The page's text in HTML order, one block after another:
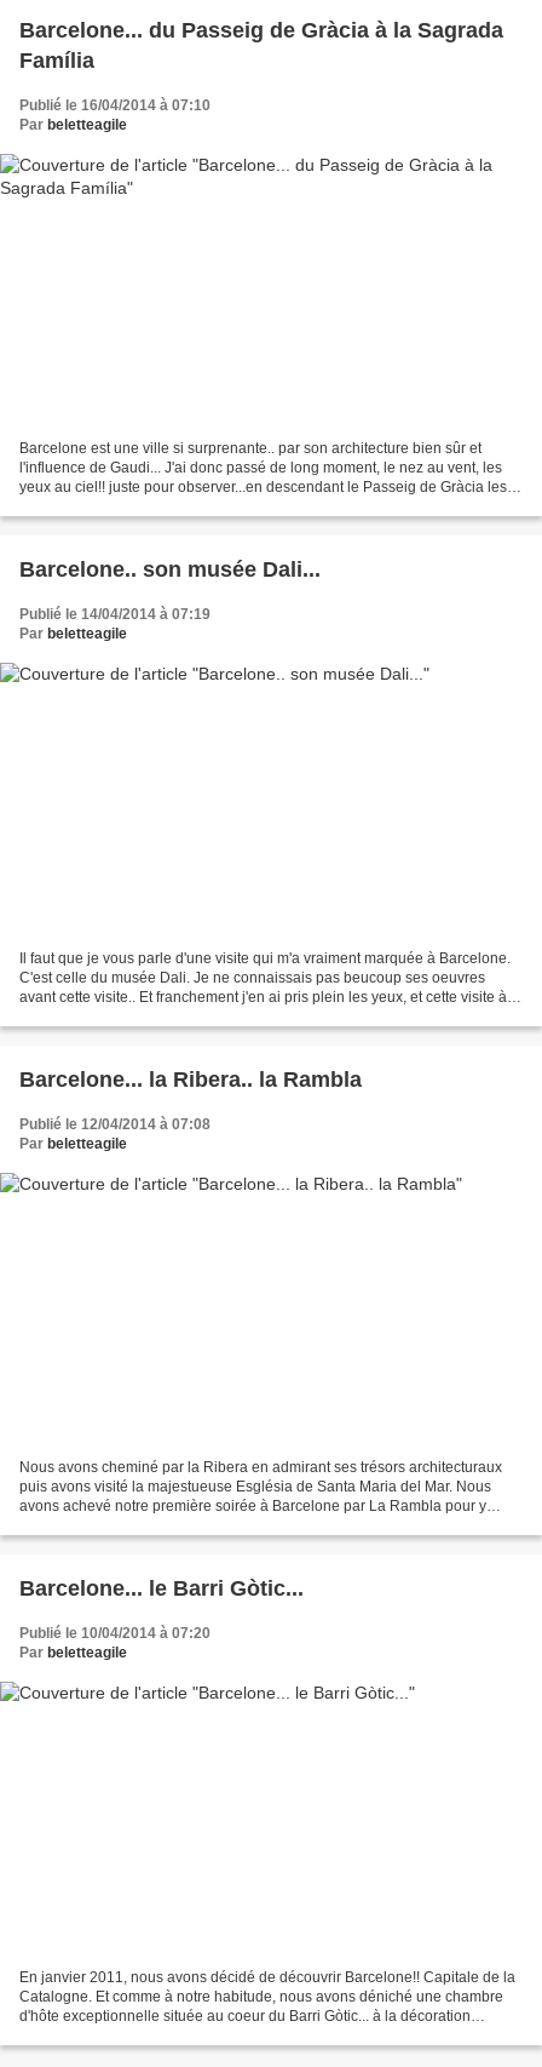
Barcelone... du Passeig de Gràcia à la Sagrada
Família
Publié le 16/04/2014 à 07:10
Par beletteagile
Barcelone est une ville si surprenante.. par son architecture bien sûr et
l'influence de Gaudi... J'ai donc passé de long moment, le nez au vent, les
yeux au ciel!! juste pour observer...en descendant le Passeig de Gràcia les
Barcelone.. son musée Dali...
Publié le 14/04/2014 à 07:19
Par beletteagile
Il faut que je vous parle d'une visite qui m'a vraiment marquée à Barcelone.
C'est celle du musée Dali. Je ne connaissais pas beucoup ses oeuvres
avant cette visite.. Et franchement j'en ai pris plein les yeux, et cette visite à
Barcelone... la Ribera.. la Rambla
Publié le 12/04/2014 à 07:08
Par beletteagile
Nous avons cheminé par la Ribera en admirant ses trésors architecturaux
puis avons visité la majestueuse Església de Santa Maria del Mar. Nous
avons achevé notre première soirée à Barcelone par La Rambla pour y
Barcelone... le Barri Gòtic...
Publié le 10/04/2014 à 07:20
Par beletteagile
En janvier 2011, nous avons décidé de découvrir Barcelone!! Capitale de la
Catalogne. Et comme à notre habitude, nous avons déniché une chambre
d'hôte exceptionnelle située au coeur du Barri Gòtic... à la décoration